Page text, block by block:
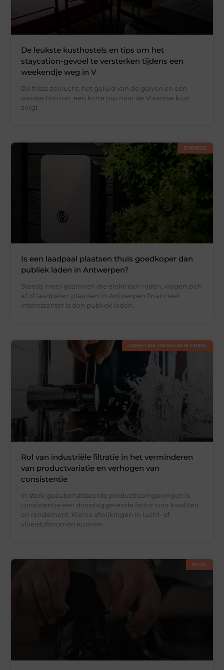
De leukste kusthostels en tips om het
staycation-gevoel te versterken tijdens een
weekendje weg in V
De frisse zeelucht, het geluid van de golven en een
weidse horizon: een korte trip naar de Vlaamse kust
zorgt
ENERGIE
Is een laadpaal plaatsen thuis goedkoper dan
publiek laden in Antwerpen?
Steeds meer gezinnen die elektrisch rijden, vragen zich
af of laadpalen plaatsen in Antwerpen financieel
interessanter is dan publiek laden.
ZAKELIJKE DIENSTVERLENING
Rol van industriële filtratie in het verminderen
van productvariatie en verhogen van
consistentie
In sterk geautomatiseerde productieomgevingen is
consistentie een doorslaggevende factor voor kwaliteit
en rendement. Kleine afwijkingen in lucht- of
vloeistofstromen kunnen
BLOG